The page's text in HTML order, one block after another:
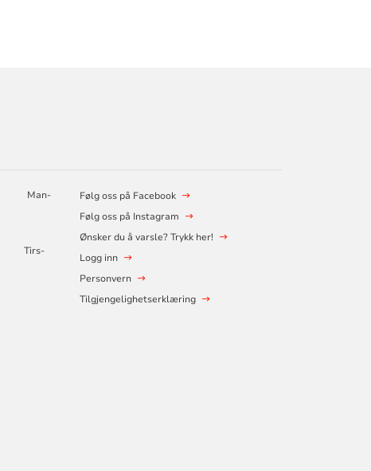
Man-
Tirs-
Følg oss på Facebook
Følg oss på Instagram
Ønsker du å varsle? Trykk her!
Logg inn
Personvern
Tilgjengelighetserklæring